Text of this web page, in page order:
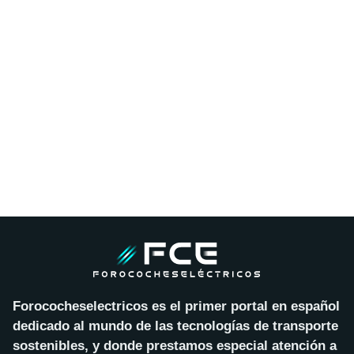
Forococheselectricos es el primer portal en español
dedicado al mundo de las tecnologías de transporte
sostenibles, y donde prestamos especial atención a